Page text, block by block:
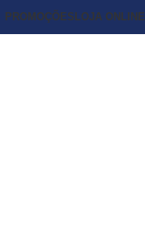
PROMOÇÕES LOJA ONLINE